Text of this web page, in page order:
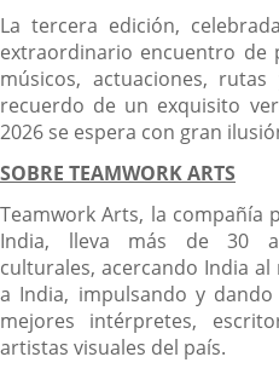
La tercera edición,
extraordinario encuentro de
músicos, actuaciones,
recuerdo de un exquisito
2026 se espera con gran
SOBRE TEAMWORK ARTS
Teamwork Arts, la compañía
India, lleva más de 30
culturales, acercando India
a India, impulsando y
mejores intérpretes,
artistas visuales del país.